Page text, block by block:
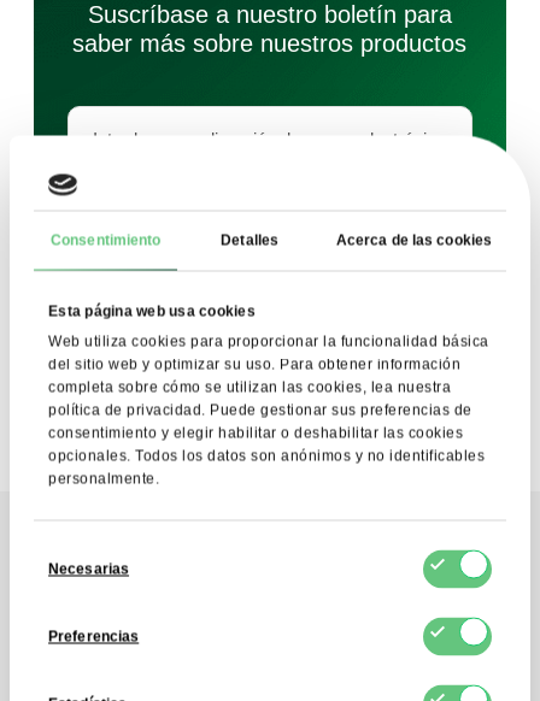
Consentimiento Detalles Acerca de las cookies
Esta página web usa cookies
Web utiliza cookies para proporcionar la funcionalidad básica
del sitio web y optimizar su uso. Para obtener información
completa sobre cómo se utilizan las cookies, lea nuestra
política de privacidad. Puede gestionar sus preferencias de
consentimiento y elegir habilitar o deshabilitar las cookies
opcionales. Todos los datos son anónimos y no identificables
personalmente.
deNecesarias
Preferencias
Suscríbase a nuestro boletín para
saber más sobre nuestros productos
Entiendo que puedo retirar este consentimiento en
cualquier momento.
Contacto
Póngase en contacto
con nosotros